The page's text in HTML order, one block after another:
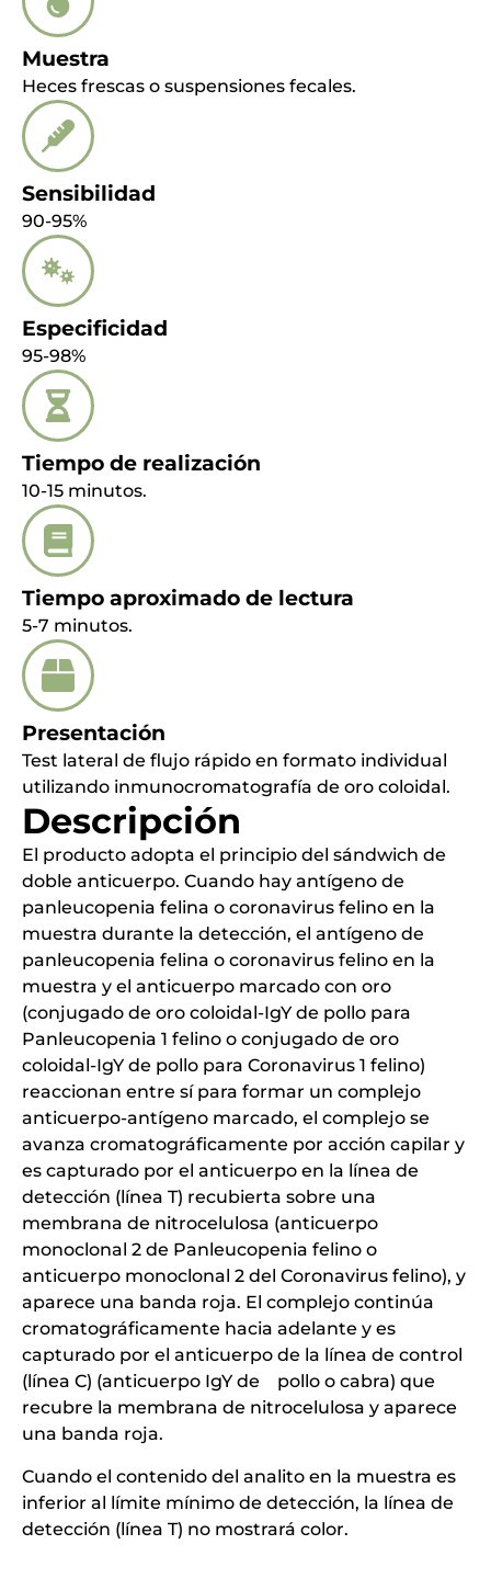
Muestra
Heces frescas o suspensiones fecales.
Sensibilidad
90-95%
Especificidad
95-98%
Tiempo de realización
10-15 minutos.
Tiempo aproximado de lectura
5-7 minutos.
Presentación
Test lateral de flujo rápido en formato individual
utilizando inmunocromatografía de oro coloidal.
Descripción
El producto adopta el principio del sándwich de
doble anticuerpo. Cuando hay antígeno de
panleucopenia felina o coronavirus felino en la
muestra durante la detección, el antígeno de
panleucopenia felina o coronavirus felino en la
muestra y el anticuerpo marcado con oro
(conjugado de oro coloidal-IgY de pollo para
Panleucopenia 1 felino o conjugado de oro
coloidal-IgY de pollo para Coronavirus 1 felino)
reaccionan entre sí para formar un complejo
anticuerpo-antígeno marcado, el complejo se
avanza cromatográficamente por acción capilar y
es capturado por el anticuerpo en la línea de
detección (línea T) recubierta sobre una
membrana de nitrocelulosa (anticuerpo
monoclonal 2 de Panleucopenia felino o
anticuerpo monoclonal 2 del Coronavirus felino), y
aparece una banda roja. El complejo continúa
cromatográficamente hacia adelante y es
capturado por el anticuerpo de la línea de control
(línea C) (anticuerpo IgY de pollo o cabra) que
recubre la membrana de nitrocelulosa y aparece
una banda roja.
Cuando el contenido del analito en la muestra es
inferior al límite mínimo de detección, la línea de
detección (línea T) no mostrará color.